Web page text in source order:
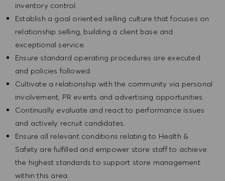
inventory control.
Establish a goal oriented selling culture that focuses on
relationship selling, building a client base and
exceptional service.
Ensure standard operating procedures are executed
and policies followed.
Cultivate a relationship with the community via personal
involvement, PR events and advertising opportunities.
Continually evaluate and react to performance issues
and actively recruit candidates.
Ensure all relevant conditions relating to Health &
Safety are fulfilled and empower store staff to achieve
the highest standards to support store management
within this area.